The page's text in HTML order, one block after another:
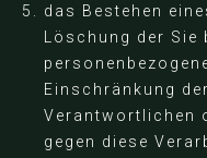
das Bestehen
Löschung der Sie
Einschränkung
Verantwortlichen
gegen diese